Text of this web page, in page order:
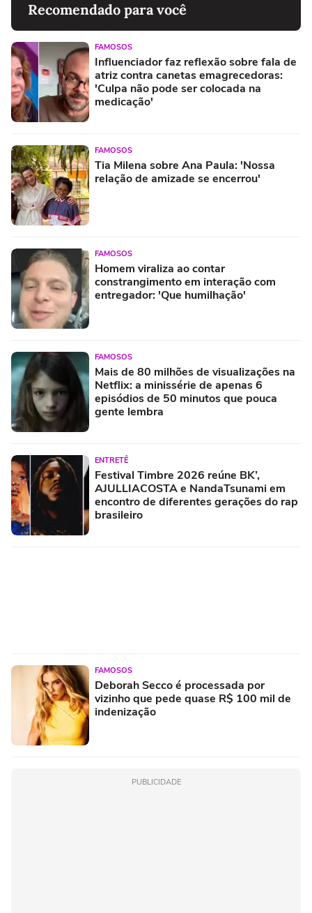
Recomendado para você
FAMOSOS
Influenciador faz reflexão sobre fala de
atriz contra canetas emagrecedoras:
'Culpa não pode ser colocada na
medicação'
FAMOSOS
Tia Milena sobre Ana Paula: 'Nossa
relação de amizade se encerrou'
FAMOSOS
Homem viraliza ao contar
constrangimento em interação com
entregador: 'Que humilhação'
FAMOSOS
Mais de 80 milhões de visualizações na
Netflix: a minissérie de apenas 6
episódios de 50 minutos que pouca
gente lembra
ENTRETÊ
Festival Timbre 2026 reúne BK’,
AJULLIACOSTA e NandaTsunami em
encontro de diferentes gerações do rap
brasileiro
FAMOSOS
Deborah Secco é processada por
vizinho que pede quase R$ 100 mil de
indenização
PUBLICIDADE